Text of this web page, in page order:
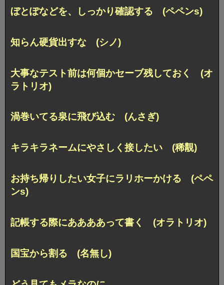
ぼとぽなどを、しっかり確認する (ペペンs)
知らん硬貨出すな (シノ)
大事なテスト前は何個かセーブ残しておく (オ
ラトリオ)
渦巻いてる泉に飛び込む (んさぎ)
キラキラネームにやさしく接したい (稀覯)
お持ち帰りしたい女子にラリホーかける (ペペ
ンs)
記帳する際にああああって書く (オラトリオ)
国宝から割る (名無し)